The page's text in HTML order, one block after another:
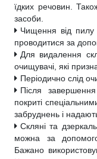
їдких речовин.
засоби.
Чищення від пилу
проводитися за
Для видалення
очищувачі, які
Періодично слід
Після
покриті
забруднень і
Скляні та
можна за
Бажано
Душові гарнітури